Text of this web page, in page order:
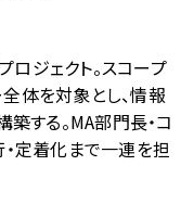
ジェクト。スコープ
体を対象とし、情報
する。MA部門長・コ
定着化まで一連を担